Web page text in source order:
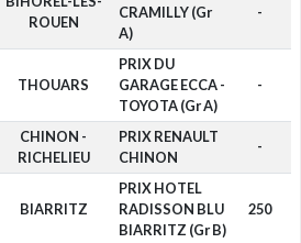
ROUEN
CRAMILLY (Gr
A)
-
THOUARS
PRIX DU
GARAGE ECCA -
TOYOTA (Gr A)
-
CHINON -
RICHELIEU
PRIX RENAULT
CHINON
-
BIARRITZ
PRIX HOTEL
RADISSON BLU
BIARRITZ (Gr B)
250